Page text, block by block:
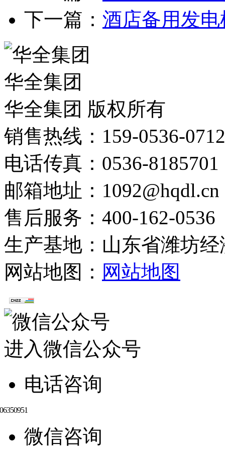
下一篇： 酒店备用发
华全集团
华全集团 版权所有
销售热线：159-0536-0712
电话传真：0536-8185701
邮箱地址：1092@hqdl.cn
售后服务：400-162-0536
生产基地：山东省潍坊
网站地图： 网站地图
进入微信公众号
电话咨询
微信咨询